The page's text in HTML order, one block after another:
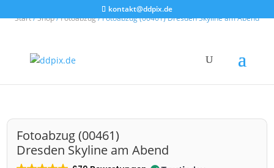
kontakt@ddpix.de
Start/Shop/Fotoabzug/ Fotoabzug (00461) Dresden Skyline am Abend
Fotoabzug (00461)
Dresden Skyline am Abend